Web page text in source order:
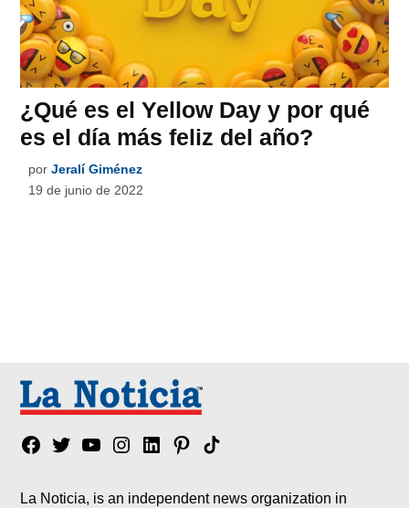
¿Qué es el Yellow Day y por qué
es el día más feliz del año?
por Jeralí Giménez
19 de junio de 2022
Facebook
TwitterYouTubeInstagram
LinkedinPinterest
Tik
La Noticia, is an independent news organization in